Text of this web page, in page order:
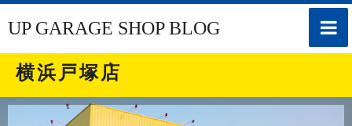
toggle
UP GARAGE SHOP BLOG
横浜戸塚店